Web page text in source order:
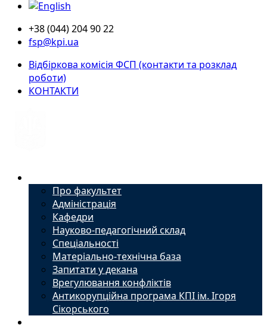
+38 (044) 204 90 22
fsp@kpi.ua
Відбіркова комісія ФСП (контакти та розклад
роботи)
КОНТАКТИ
Про факультет
Адміністрація
Кафедри
Науково-педагогічний склад
Спеціальності
Матеріально-технічна база
Запитати у декана
Врегулювання конфліктів
Антикорупційна програма КПІ ім. Ігоря
Сікорського